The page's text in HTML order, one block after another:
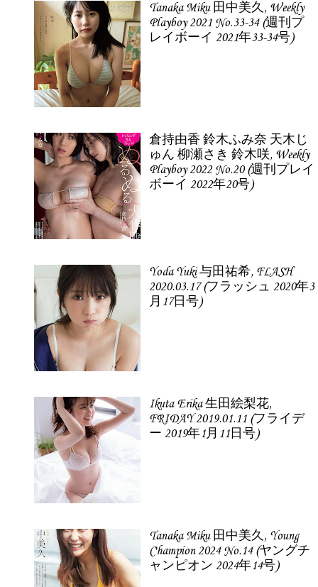
Tanaka Miku 田中美久, Weekly
Playboy 2021 No.33-34 (週刊プ
レイボーイ 2021年33-34号)
倉持由香 鈴木ふみ奈 天木じ
ゅん 柳瀬さき 鈴木咲, Weekly
Playboy 2022 No.20 (週刊プレイ
ボーイ 2022年20号)
Yoda Yuki 与田祐希, FLASH
2020.03.17 (フラッシュ 2020年3
月17日号)
Ikuta Erika 生田絵梨花,
FRIDAY 2019.01.11 (フライデ
ー 2019年1月11日号)
Tanaka Miku 田中美久, Young
Champion 2024 No.14 (ヤングチ
ャンピオン 2024年14号)